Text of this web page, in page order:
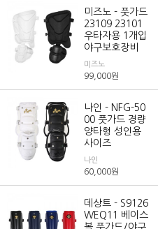
미즈노 - 풋가드
23109 23101
우타자용 1개입
야구보호장비
미즈노
99,000원
나인 - NFG-50
00 풋가드 경량
양타형 성인용
사이즈
나인
60,000원
데상트 - S9126
WEQ11 베이스
볼 풋가드/야구